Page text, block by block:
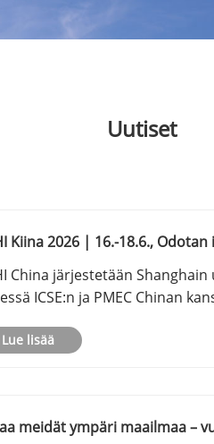
Uutiset
Kiina 2026 | 16.-18.6.,
China järjestetään
ICSE:n ja PMEC Chinan
Lue lisää
meidät ympäri maailmaa –